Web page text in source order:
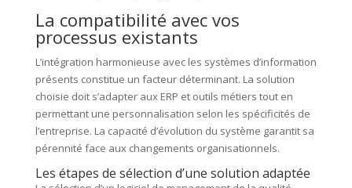
La compatibilité avec vos
processus existants
L’intégration harmonieuse avec les systèmes d’information
présents constitue un facteur déterminant. La solution
choisie doit s’adapter aux ERP et outils métiers tout en
permettant une personnalisation selon les spécificités de
l’entreprise. La capacité d’évolution du système garantit sa
pérennité face aux changements organisationnels.
Les étapes de sélection d’une solution adaptée